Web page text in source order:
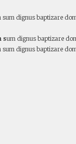
dignus baptizare
sum dignus baptizare
dignus baptizare